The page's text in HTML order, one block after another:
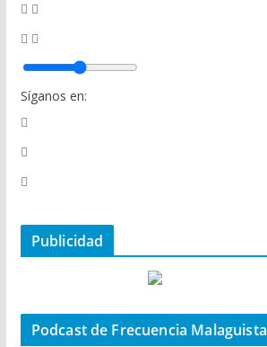
Síganos en:
Publicidad
Podcast de Frecuencia Malaguista